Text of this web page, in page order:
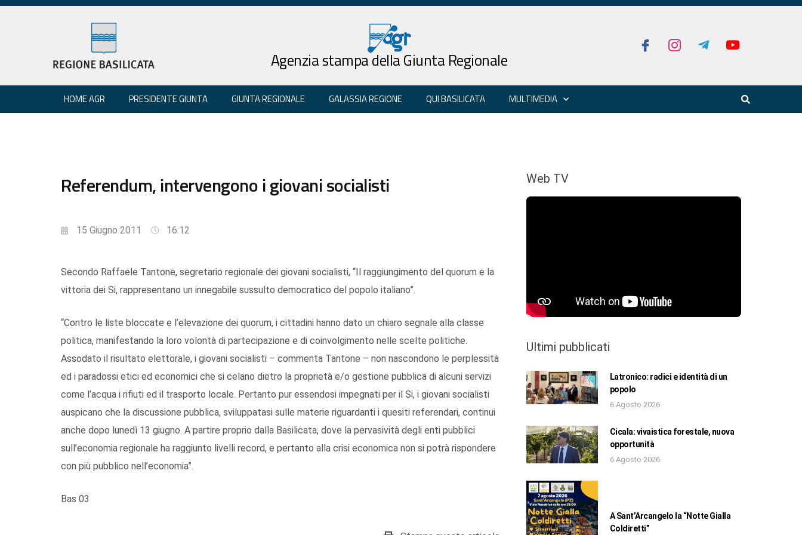
Agenzia stampa della Giunta Regionale
HOME AGR PRESIDENTE GIUNTA GIUNTA REGIONALE GALASSIA REGIONE QUI BASILICATA MULTIMEDIA
Referendum, intervengono i giovani socialisti
15 Giugno 2011 16:12
Secondo Raffaele Tantone, segretario regionale dei giovani socialisti, “Il raggiungimento del quorum e la
vittoria dei Si, rappresentano un innegabile sussulto democratico del popolo italiano”.
“Contro le liste bloccate e l’elevazione dei quorum, i cittadini hanno dato un chiaro segnale alla classe
politica, manifestando la loro volontà di partecipazione e di coinvolgimento nelle scelte politiche.
Assodato il risultato elettorale, i giovani socialisti – commenta Tantone – non nascondono le perplessità
ed i paradossi etici ed economici che si celano dietro la proprietà e/o gestione pubblica di alcuni servizi
come l’acqua i rifiuti ed il trasporto locale. Pertanto pur essendosi impegnati per il Si, i giovani socialisti
auspicano che la discussione pubblica, sviluppatasi sulle materie riguardanti i quesiti referendari, continui
anche dopo lunedì 13 giugno. A partire proprio dalla Basilicata, dove la pervasività degli enti pubblici
sull’economia regionale ha raggiunto livelli record, e pertanto alla crisi economica non si potrà rispondere
con più pubblico nell’economia”.
Bas 03
Web TV
Ultimi pubblicati
Latronico: radici e identità di un
popolo
6 Agosto 2026
Cicala: vivaistica forestale, nuova
opportunità
6 Agosto 2026
A Sant’Arcangelo la “Notte Gialla
Coldiretti”